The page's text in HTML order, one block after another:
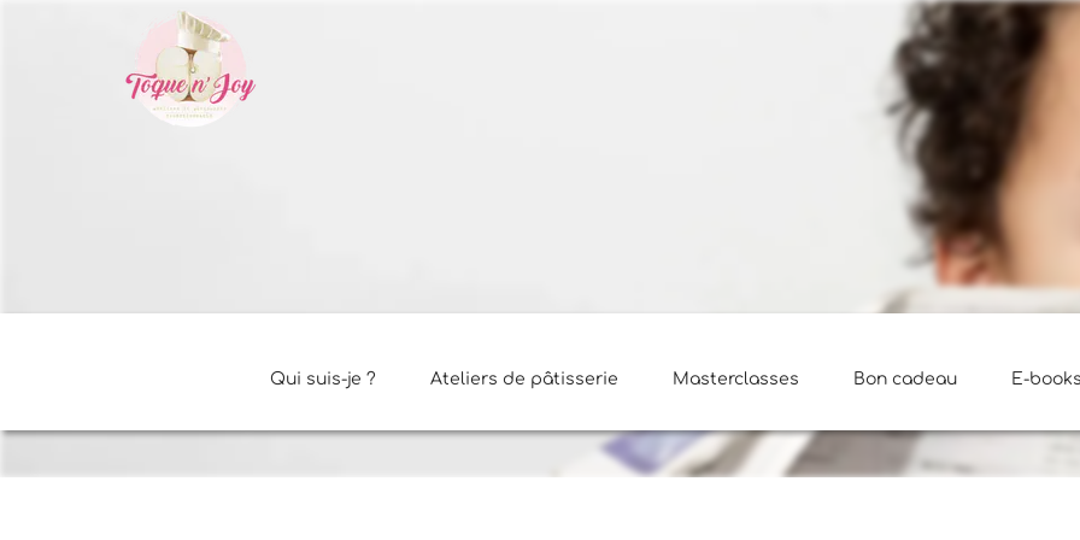
Qui suis-je ? Ateliers de pâtisserie Masterclasses Bon cadeau E-books